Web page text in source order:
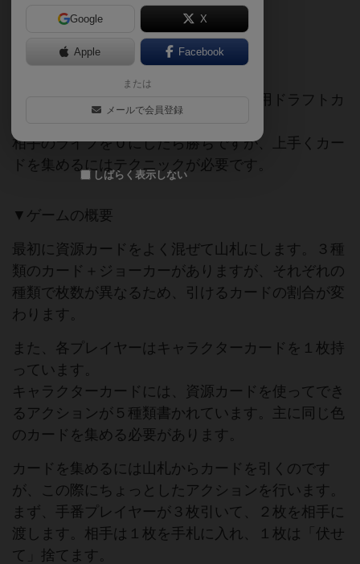
ゲームマーケット2017春（東京） リメイク
３種類＋ジョーカーを使った２人対戦用ドラフトカ
相手のライフを０にしたら勝ちですが、上手くカー
ドを集めるにはテクニックが必要です。
▼ゲームの概要
最初に資源カードをよく混ぜて山札にします。３種
類のカード＋ジョーカーがありますが、それぞれの
種類で枚数が異なるため、引けるカードの割合が変
わります。
また、各プレイヤーはキャラクターカードを１枚持
っています。
キャラクターカードには、資源カードを使ってでき
るアクションが５種類書かれています。主に同じ色
のカードを集める必要があります。
カードを集めるには山札からカードを引くのです
が、この際にちょっとしたアクションを行います。
まず、手番プレイヤーが３枚引いて、２枚を相手に
渡します。相手は１枚を手札に入れ、１枚は「伏せ
て」捨てます。
Google X
Apple Facebook
または
メールで会員登録
しばらく表示しない